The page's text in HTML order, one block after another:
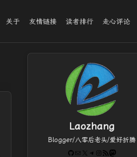
关于 友情链接 读者排行 走心评论
Laozhang
Blogger/八零后老头/爱好折腾
GitHub
电子邮件 X Telegram
Instagram
RSS FeedMastodon